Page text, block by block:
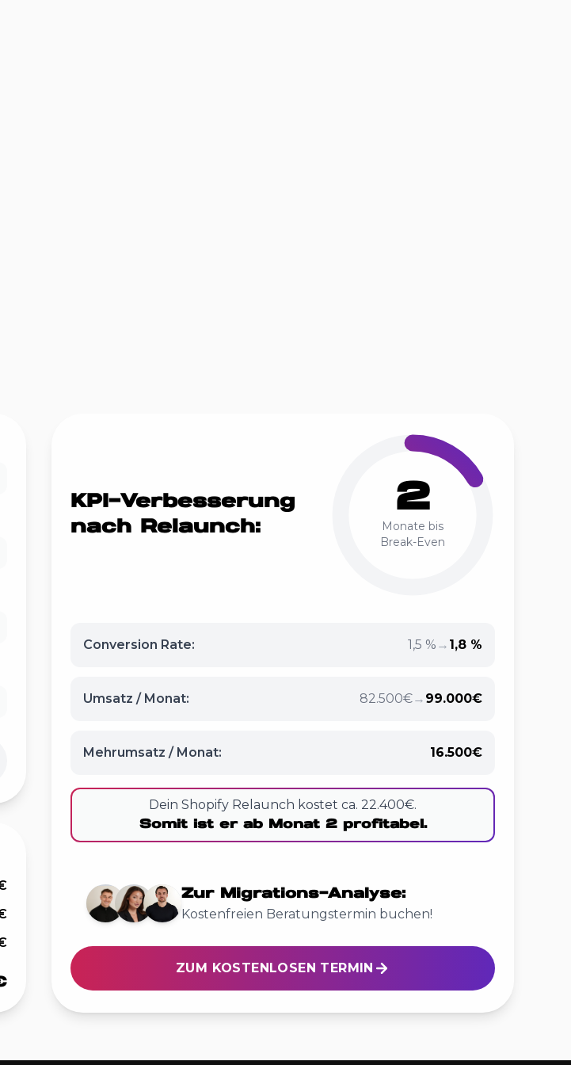
KPI-Verbesserung
nach Relaunch:
2
Monate bis
Break-Even
Conversion Rate: 1,5 % → 1,8 %
Umsatz / Monat: 82.500€→ 99.000€
Mehrumsatz / Monat: 16.500€
Dein Shopify Relaunch kostet ca. 22.400€.
Somit ist er ab Monat 2profitabel.
Zur Migrations-Analyse:
Kostenfreien Beratungstermin buchen!
ZUM KOSTENLOSEN TERMIN